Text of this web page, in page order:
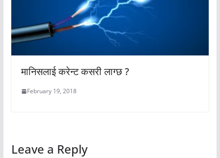
मानिसलाई करेन्ट कसरी लाग्छ ?
February 19, 2018
Leave a Reply